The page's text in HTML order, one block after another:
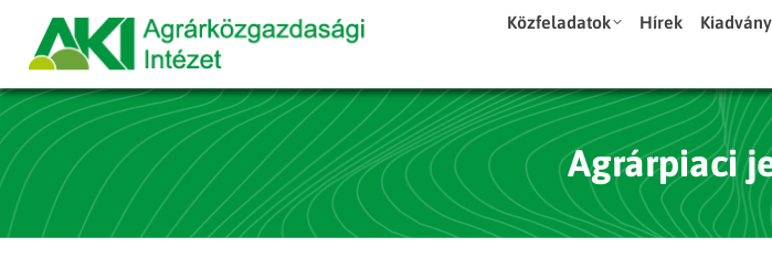
Közfeladatok Hírek
Agrárpiaci